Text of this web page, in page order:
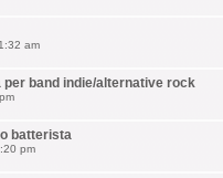
am
band indie/alternative rock
batterista
pm